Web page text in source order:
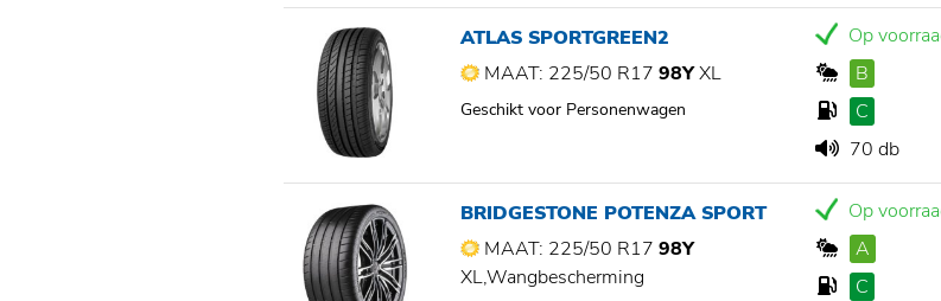
ATLAS SPORTGREEN2
MAAT: 225/50 R1798YXL
Geschikt voor Personenwagen
Op
B
C
70 db
BRIDGESTONE POTENZA SPORT
MAAT: 225/50 R1798Y
XL,Wangbescherming
Op
A
C